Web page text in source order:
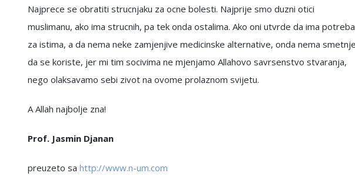
Najprece se obratiti strucnjaku za ocne bolesti. Najprije smo duzni otici
muslimanu, ako ima strucnih, pa tek onda ostalima. Ako oni utvrde da ima potreba
za istima, a da nema neke zamjenjive medicinske alternative, onda nema smetnje
da se koriste, jer mi tim socivima ne mjenjamo Allahovo savrsenstvo stvaranja,
nego olaksavamo sebi zivot na ovome prolaznom svijetu.
A Allah najbolje zna!
Prof. Jasmin Djanan
preuzeto sa http://www.n-um.com